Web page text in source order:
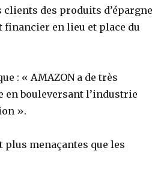
des produits d’épargne
financier en lieu et place du
: « AMAZON a de très
en bouleversant l’industrie
».
menaçantes que les